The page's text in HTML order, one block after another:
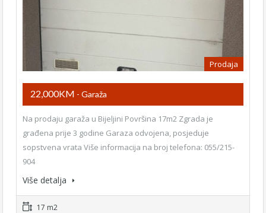
Prodaja
22,000KM - Garaža
Na prodaju garaža u Bijeljini Površina 17m2 Zgrada je
građena prije 3 godine Garaza odvojena, posjeduje
sopstvena vrata Više informacija na broj telefona: 055/215-
904
Više detalja
17 m2